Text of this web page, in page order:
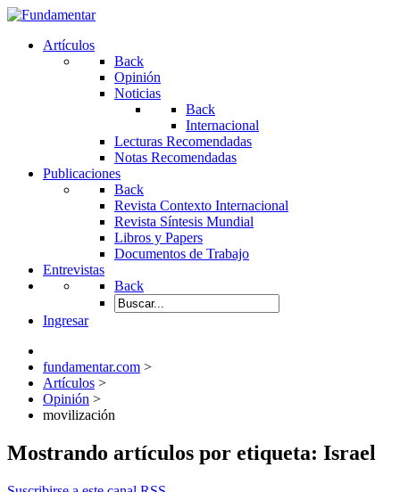
Artículos
Back
Opinión
Noticias
Back
Internacional
Lecturas Recomendadas
Notas Recomendadas
Publicaciones
Back
Revista Contexto Internacional
Revista Síntesis Mundial
Libros y Papers
Documentos de Trabajo
Entrevistas
Back
Ingresar
fundamentar.com >
Artículos >
Opinión >
movilización
Mostrando artículos por etiqueta: Israel